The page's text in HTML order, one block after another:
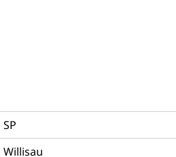
SP
Willisau
Langsamverkehr,
Verkehr und Infrastruktur vif